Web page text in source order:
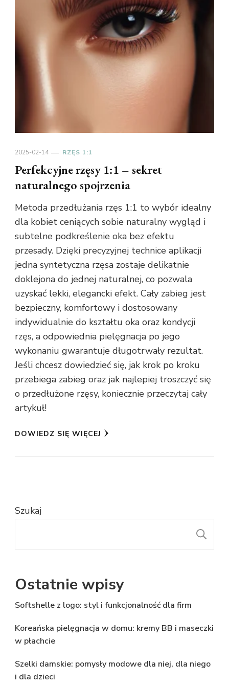
2025-02-14 RZĘS 1:1
Perfekcyjne rzęsy 1:1 – sekret
naturalnego spojrzenia
Metoda przedłużania rzęs 1:1 to wybór idealny
dla kobiet ceniących sobie naturalny wygląd i
subtelne podkreślenie oka bez efektu
przesady. Dzięki precyzyjnej technice aplikacji
jedna syntetyczna rzęsa zostaje delikatnie
doklejona do jednej naturalnej, co pozwala
uzyskać lekki, elegancki efekt. Cały zabieg jest
bezpieczny, komfortowy i dostosowany
indywidualnie do kształtu oka oraz kondycji
rzęs, a odpowiednia pielęgnacja po jego
wykonaniu gwarantuje długotrwały rezultat.
Jeśli chcesz dowiedzieć się, jak krok po kroku
przebiega zabieg oraz jak najlepiej troszczyć się
o przedłużone rzęsy, koniecznie przeczytaj cały
artykuł!
DOWIEDZ SIĘ WIĘCEJ
Szukaj
Ostatnie wpisy
Softshelle z logo: styl i funkcjonalność dla firm
Koreańska pielęgnacja w domu: kremy BB i maseczki
w płachcie
Szelki damskie: pomysły modowe dla niej, dla niego
i dla dzieci